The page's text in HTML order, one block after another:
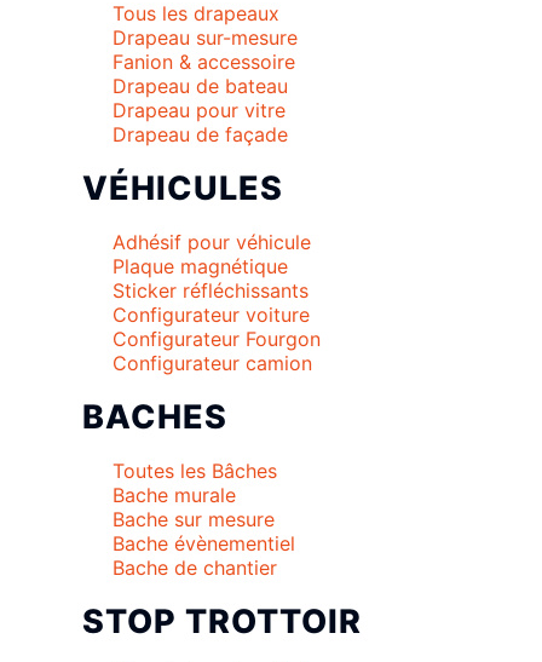
Tous les drapeaux
Drapeau sur-mesure
Fanion & accessoire
Drapeau de bateau
Drapeau pour vitre
Drapeau de façade
VÉHICULES
Adhésif pour véhicule
Plaque magnétique
Sticker réfléchissants
Configurateur voiture
Configurateur Fourgon
Configurateur camion
BACHES
Toutes les Bâches
Bache murale
Bache sur mesure
Bache évènementiel
Bache de chantier
STOP TROTTOIR